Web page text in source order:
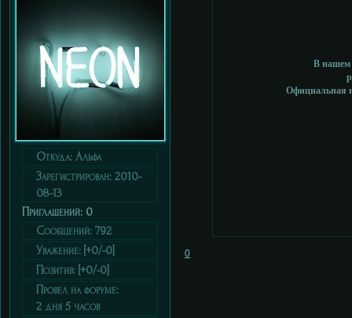
Откуда: Альфа
Зарегистрирован: 2010-
08-13
Приглашений: 0
Сообщений: 792
Уважение: [+0/-0]
Позитив: [+0/-0]
Провел на форуме:
2 дня 5 часов
В нашем
Официальная
0